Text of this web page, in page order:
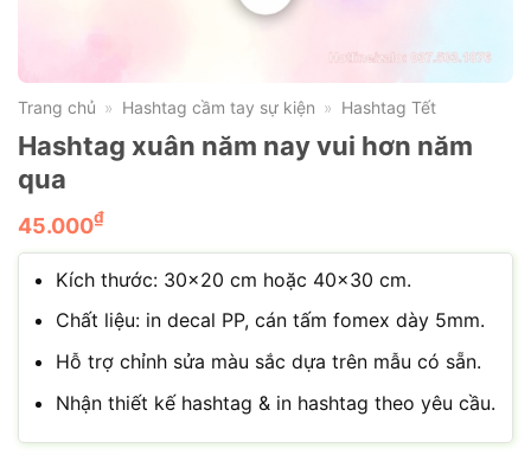
Trang chủ » Hashtag cầm tay sự kiện » Hashtag Tết
Hashtag xuân năm nay vui hơn năm
qua
45.000₫
Kích thước: 30×20 cm hoặc 40×30 cm.
Chất liệu: in decal PP, cán tấm fomex dày 5mm.
Hỗ trợ chỉnh sửa màu sắc dựa trên mẫu có sẵn.
Nhận thiết kế hashtag & in hashtag theo yêu cầu.